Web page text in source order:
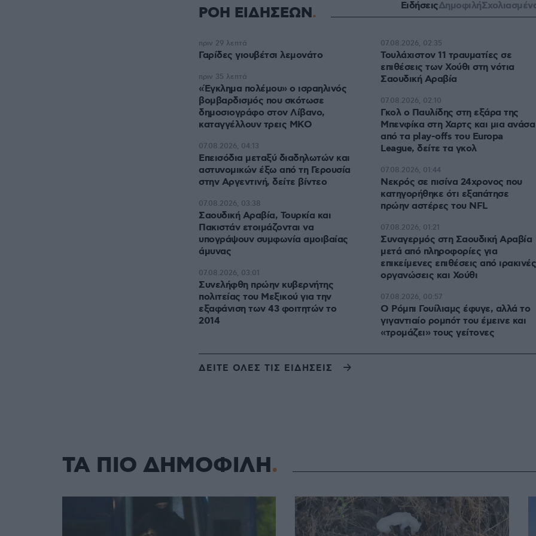
ΡΟΗ ΕΙΔΗΣΕΩΝ ΕιδήσειςΔημοφιλή
Γαρίδες γιουβέτσι λεμονάτο
πριν 29 λεπτά
«Έγκλημα πολέμου» ο ισραηλινός
βομβαρδισμός που σκότωσε
δημοσιογράφο στον Λίβανο,
καταγγέλλουν τρεις ΜΚΟ
πριν 35 λεπτά
Επεισόδια μεταξύ διαδηλωτών και
αστυνομικών έξω από τη Γερουσία
στην Αργεντινή, δείτε βίντεο
07.08.2026, 04:13
Σαουδική Αραβία, Τουρκία και
Πακιστάν ετοιμάζονται να
υπογράψουν συμφωνία αμοιβαίας
άμυνας
07.08.2026, 03:38
Συνελήφθη πρώην κυβερνήτης
πολιτείας του Μεξικού για την
εξαφάνιση των 43 φοιτητών το
2014
07.08.2026, 03:01
Τουλάχιστον 11 τραυματίες σε
επιθέσεις των Χούθι στη νότια
Σαουδική Αραβία
07.08.2026, 02:35
Γκολ ο Παυλίδης στη εξάρα της
Μπενφίκα στη Χαρτς και μια ανάσα
από τα play-offs του Europa
League, δείτε τα γκολ
07.08.2026, 02:10
Νεκρός σε πισίνα 24χρονος που
κατηγορήθηκε ότι εξαπάτησε
πρώην αστέρες του NFL
07.08.2026, 01:44
Συναγερμός στη Σαουδική Αραβία
μετά από πληροφορίες για
επικείμενες επιθέσεις από ιρακινές
οργανώσεις και Χούθι
07.08.2026, 01:21
Ο Ρόμπι Γουίλιαμς έφυγε, αλλά το
γιγαντιαίο ρομπότ του έμεινε και
«τρομάζει» τους γείτονες
07.08.2026, 00:57
ΔΕΙΤΕ ΟΛΕΣ ΤΙΣ ΕΙΔΗΣΕΙΣ
ΤΑ ΠΙΟ ΔΗΜΟΦΙΛΗ